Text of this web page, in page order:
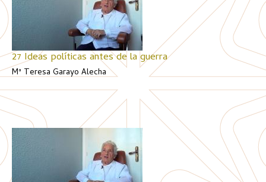
27 Ideas políticas antes de la guerra
Mª Teresa Garayo Alecha